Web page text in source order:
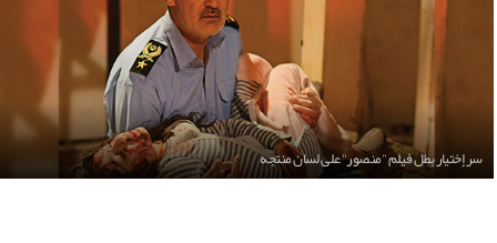
سر إختيار بطل فيلم "منصور" على لسان منتجه